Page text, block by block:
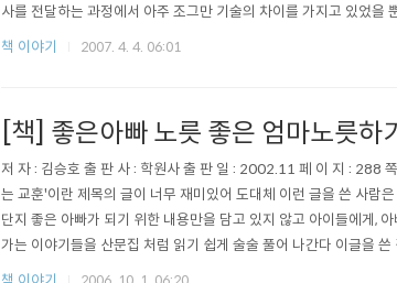
사를 전달하는 과정에서 아주 조그만 기술의 차이를 가지고 있었을
른 사람에게 미치는 영향력도 커지게 되는 것입니다.결국 프로와 아
책 이야기 2007. 4. 4. 06:01
[책] 좋은아빠 노릇 좋은 엄마노릇하
저 자 : 김승호 출 판 사 : 학원사 출 판 일 : 2002.11 페 이 지 :
는 교훈'이란 제목의 글이 너무 재미있어 도대체 이런 글을 쓴 사람
단지 좋은 아빠가 되기 위한 내용만을 담고 있지 않고 아이들에게,
가는 이야기들을 산문집 처럼 읽기 쉽게 술술 풀어 나간다 이글을
을 유통하는 사업가라고 한다 한 페이지씩 읽다 보면 웃음과 함께 저